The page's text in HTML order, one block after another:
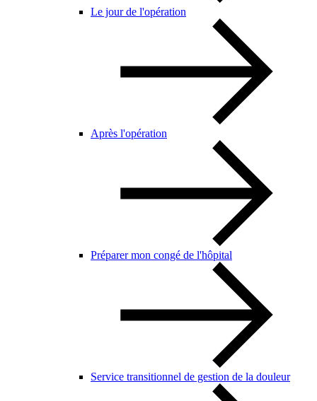
Le jour de l'opération
Après l'opération
Préparer mon congé de l'hôpital
Service transitionnel de gestion de la douleur